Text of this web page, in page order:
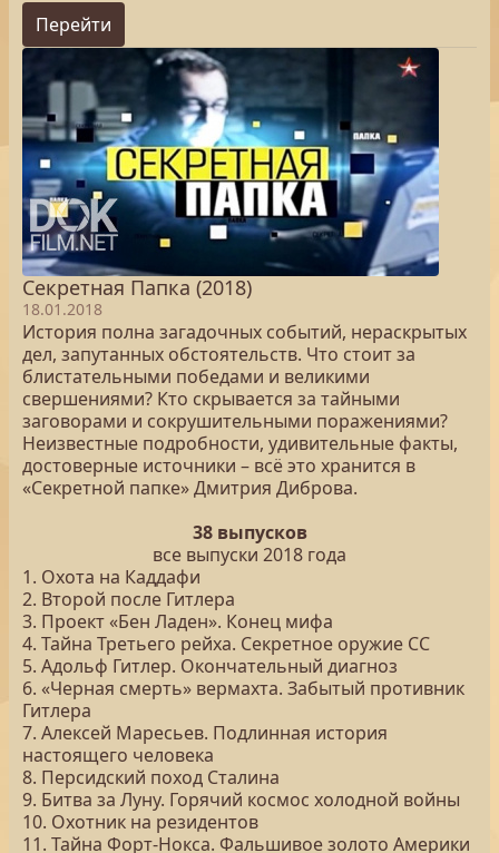
Перейти
Секретная Папка (2018)
18.01.2018
История полна загадочных событий, нераскрытых
дел, запутанных обстоятельств. Что стоит за
блистательными победами и великими
свершениями? Кто скрывается за тайными
заговорами и сокрушительными поражениями?
Неизвестные подробности, удивительные факты,
достоверные источники – всё это хранится в
«Секретной папке» Дмитрия Диброва.
38 выпусков
все выпуски 2018 года
1. Охота на Каддафи
2. Второй после Гитлера
3. Проект «Бен Ладен». Конец мифа
4. Тайна Третьего рейха. Секретное оружие СС
5. Адольф Гитлер. Окончательный диагноз
6. «Черная смерть» вермахта. Забытый противник
Гитлера
7. Алексей Маресьев. Подлинная история
настоящего человека
8. Персидский поход Сталина
9. Битва за Луну. Горячий космос холодной войны
10. Охотник на резидентов
11. Тайна Форт-Нокса. Фальшивое золото Америки